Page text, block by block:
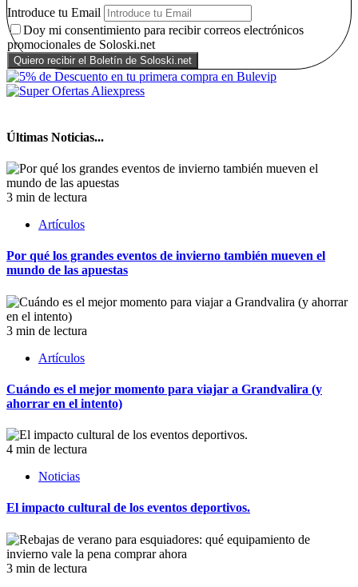
Introduce tu Email
Doy mi consentimiento para recibir correos electrónicos
promocionales de Soloski.net
Últimas Noticias...
3 min de lectura
Artículos
Por qué los grandes eventos de invierno también mueven el
mundo de las apuestas
3 min de lectura
Artículos
Cuándo es el mejor momento para viajar a Grandvalira (y
ahorrar en el intento)
4 min de lectura
Noticias
El impacto cultural de los eventos deportivos.
3 min de lectura